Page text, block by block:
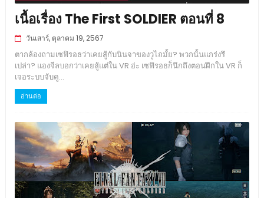
เนื้อเรื่อง The First SOLDIER ตอนที่ 8
วันเสาร์, ตุลาคม 19, 2567
ตากล้องถามเซฟิรอธว่าเคยสู้กับนินจาของวูไถมั้ย? พวกนั้นแกร่งรึ
เปล่า? แองจีลบอกว่าเคยสู้แต่ใน VR อ่ะ เซฟิรอธก็นึกถึงตอนฝึกใน VR ก็
เจอระบบจับคู...
อ่านต่อ